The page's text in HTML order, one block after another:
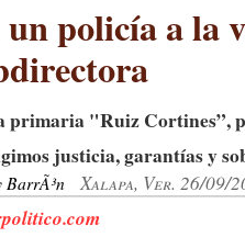
policía a la
primaria "Ruiz Cortines”,
justicia, garantías y
BarrÃ³n Xalapa, Ver. 26/09/